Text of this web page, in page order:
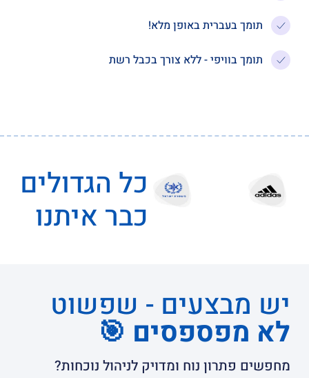
תומך בעברית באופן מלא!
תומך בוויפי - ללא צורך בכבל רשת
כל הגדולים
כבר איתנו
יש מבצעים - שפשוט
לא מפספסים 🎯
מחפשים פתרון נוח ומדויק לניהול נוכחות?